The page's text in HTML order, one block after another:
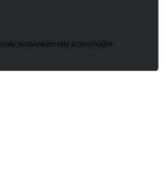
пользователям и получайте